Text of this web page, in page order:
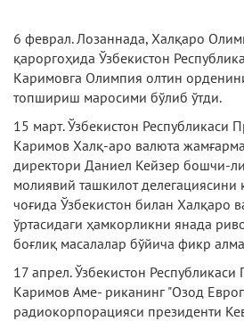
6 феврал. Лозаннада, Халқаро
қароргоҳида Ўзбекистон
Каримовга Олимпия олтин
топшириш маросими бўлиб ўтди.
15 март. Ўзбекистон Республикаси
Каримов Халқ-аро валюта
директори Даниел Кейзер бошчи-
молиявий ташкилот делегациясини
чоғида Ўзбекистон билан Халқаро
ўртасидаги ҳамкорликни янада
боғлиқ масалалар бўйича фикр
17 апрел. Ўзбекистон
Каримов Аме- риканинг "Озод
радиокорпорацияси президенти